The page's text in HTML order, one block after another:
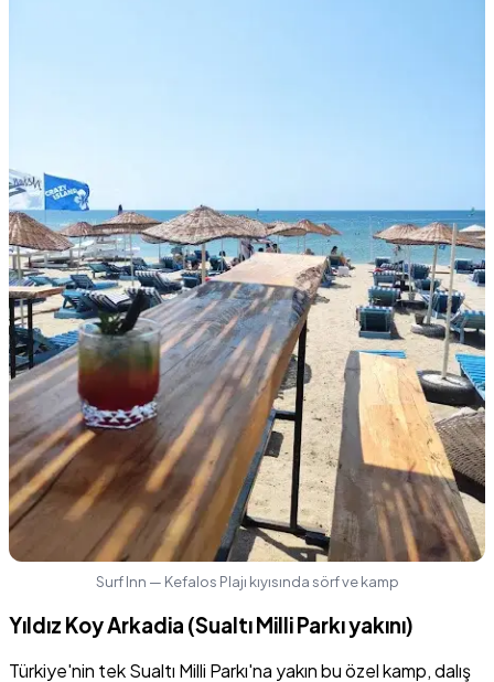
Surf Inn — Kefalos Plajı kıyısında sörf ve kamp
Yıldız Koy Arkadia (Sualtı Milli Parkı yakını)
Türkiye'nin tek Sualtı Milli Parkı'na yakın bu özel kamp, dalış